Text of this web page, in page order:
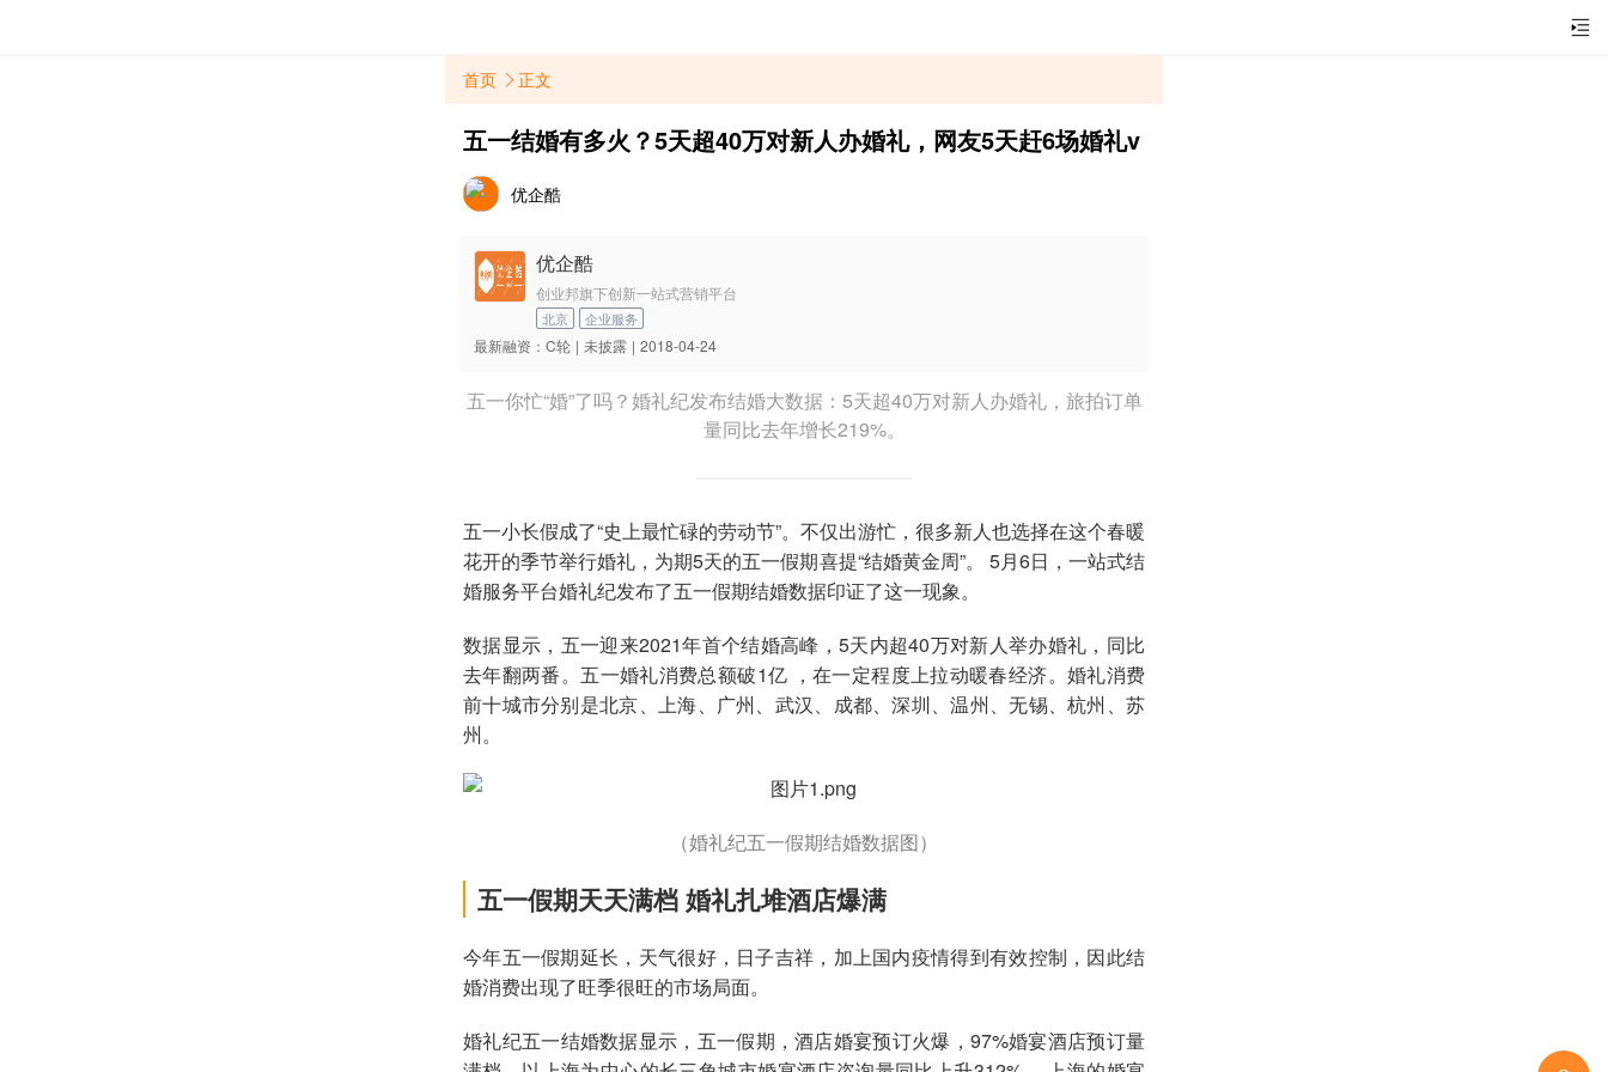
首页 正文
五一结婚有多火？5天超40万对新人办婚礼，网友5天赶6场婚礼v
优企酷
优企酷
创业邦旗下创新一站式营销平台
北京 企业服务
最新融资： C轮 | 未披露 | 2018-04-24
五一你忙“婚”了吗？婚礼纪发布结婚大数据：5天超40万对新人办婚礼，旅拍订单
量同比去年增长219%。
五一小长假成了“史上最忙碌的劳动节”。不仅出游忙，很多新人也选择在这个春暖
花开的季节举行婚礼，为期5天的五一假期喜提“结婚黄金周”。 5月6日，一站式结
婚服务平台婚礼纪发布了五一假期结婚数据印证了这一现象。
数据显示，五一迎来2021年首个结婚高峰，5天内超40万对新人举办婚礼，同比
去年翻两番。五一婚礼消费总额破1亿 ，在一定程度上拉动暖春经济。婚礼消费
前十城市分别是北京、上海、广州、武汉、成都、深圳、温州、无锡、杭州、苏
州。
（婚礼纪五一假期结婚数据图）
五一假期天天满档 婚礼扎堆酒店爆满
今年五一假期延长，天气很好，日子吉祥，加上国内疫情得到有效控制，因此结
婚消费出现了旺季很旺的市场局面。
婚礼纪五一结婚数据显示，五一假期，酒店婚宴预订火爆，97%婚宴酒店预订量